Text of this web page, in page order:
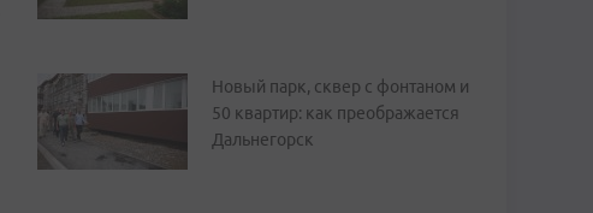
Новый парк, сквер с фонтаном и
50 квартир: как преображается
Дальнегорск